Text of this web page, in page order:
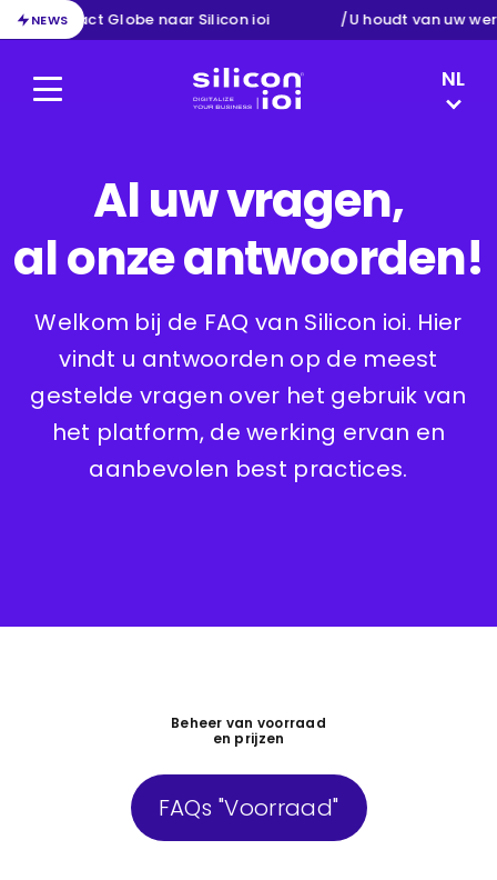
NEWS
van Exact Globe naar Silicon ioi /U houdt van uw
Menu
NL
Al uw vragen,
al onze antwoorden!
Welkom bij de FAQ van Silicon ioi. Hier
vindt u antwoorden op de meest
gestelde vragen over het gebruik van
het platform, de werking ervan en
aanbevolen best practices.
Beheer van voorraad
en prijzen
FAQs "Voorraad"